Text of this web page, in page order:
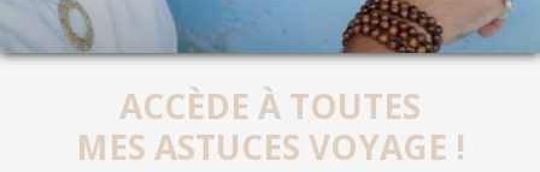
ACCÈDE À TOUTES
MES ASTUCES VOYAGE !